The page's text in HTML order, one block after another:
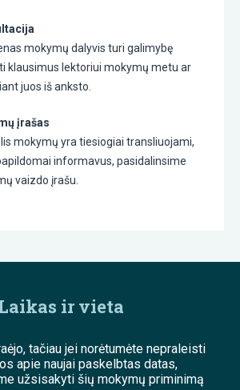
mokymų dalyvis turi galimybę
klausimus lektoriui mokymų metu ar
juos iš anksto.
įrašas
mokymų yra tiesiogiai transliuojami,
informavus, pasidalinsime
vaizdo įrašu.
ir vieta
tačiau jei norėtumėte nepraleisti
apie naujai paskelbtas datas,
užsisakyti šių mokymų priminimą